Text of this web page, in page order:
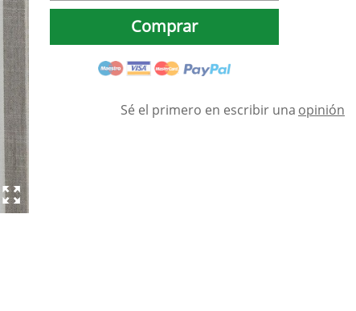
Comprar
Sé el primero en escribir una opinión